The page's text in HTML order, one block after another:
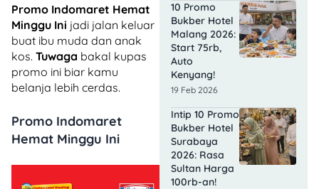
Promo Indomaret Hemat
Minggu Ini jadi jalan keluar
buat ibu muda dan anak
kos. Tuwaga bakal kupas
promo ini biar kamu
belanja lebih cerdas.
Promo Indomaret
Hemat Minggu Ini
10 Promo
Bukber Hotel
Malang 2026:
Start 75rb,
Auto
Kenyang!
19 Feb 2026
Intip 10 Promo
Bukber Hotel
Surabaya
2026: Rasa
Sultan Harga
100rb-an!